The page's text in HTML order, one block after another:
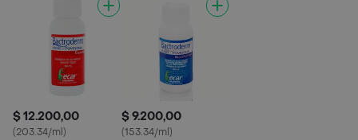
$ 12.200,00
(203.34/ml)
$ 9.200,00
(153.34/ml)